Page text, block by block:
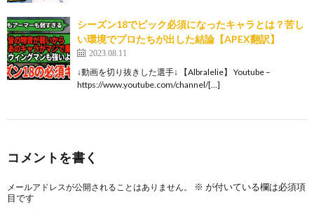
シーズン18でピック必須になったキャラとは？苦し
い環境でプロたちが出した結論【APEX翻訳】
2023.08.11
↓動画を切り抜きした選手↓ 【Albralelie】 Youtube –
https://www.youtube.com/channel/[…]
コメントを書く
メールアドレスが公開されることはありません。 ※ が付いている欄は必須項
目です